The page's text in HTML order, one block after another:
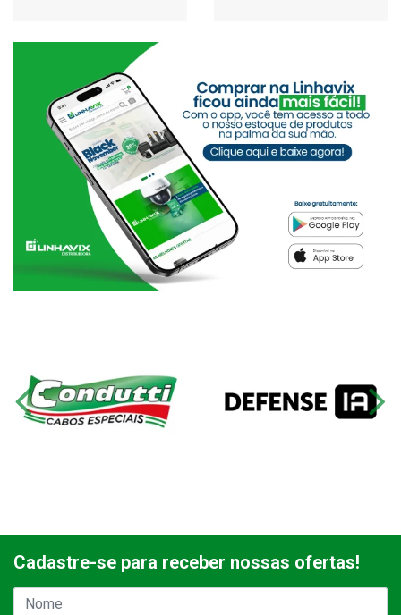
Cadastre-se para receber nossas ofertas!